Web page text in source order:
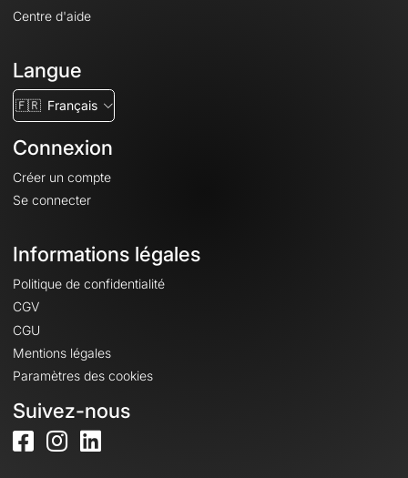
Centre d'aide
Langue
🇫🇷 Français
Connexion
Créer un compte
Se connecter
Informations légales
Politique de confidentialité
CGV
CGU
Mentions légales
Paramètres des cookies
Suivez-nous